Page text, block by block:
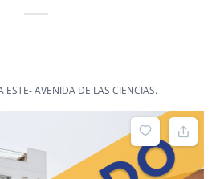
ESTE- AVENIDA DE LAS CIENCIAS.